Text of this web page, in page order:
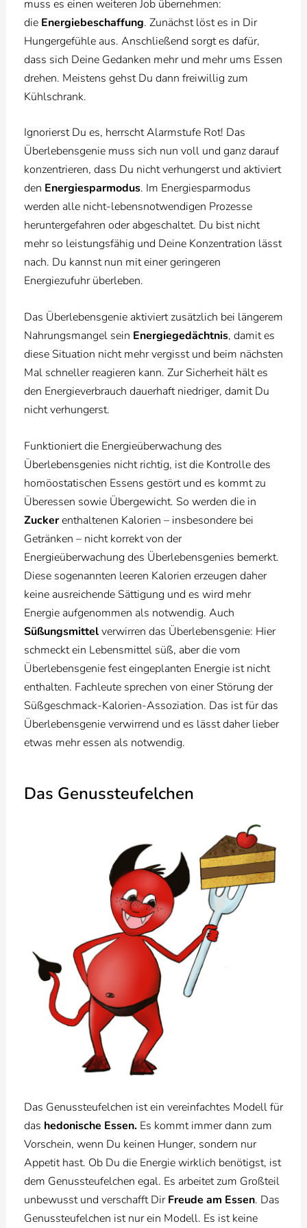
muss es einen weiteren Job übernehmen:
die Energiebeschaffung. Zunächst löst es in Dir
Hungergefühle aus. Anschließend sorgt es dafür,
dass sich Deine Gedanken mehr und mehr ums Essen
drehen. Meistens gehst Du dann freiwillig zum
Kühlschrank.
Ignorierst Du es, herrscht Alarmstufe Rot! Das
Überlebensgenie muss sich nun voll und ganz darauf
konzentrieren, dass Du nicht verhungerst und aktiviert
den Energiesparmodus. Im Energiesparmodus
werden alle nicht-lebensnotwendigen Prozesse
heruntergefahren oder abgeschaltet. Du bist nicht
mehr so leistungsfähig und Deine Konzentration lässt
nach. Du kannst nun mit einer geringeren
Energiezufuhr überleben.
Das Überlebensgenie aktiviert zusätzlich bei längerem
Nahrungsmangel sein Energiegedächtnis, damit es
diese Situation nicht mehr vergisst und beim nächsten
Mal schneller reagieren kann. Zur Sicherheit hält es
den Energieverbrauch dauerhaft niedriger, damit Du
nicht verhungerst.
Funktioniert die Energieüberwachung des
Überlebensgenies nicht richtig, ist die Kontrolle des
homöostatischen Essens gestört und es kommt zu
Überessen sowie Übergewicht. So werden die in
Zuckerenthaltenen Kalorien – insbesondere bei
Getränken – nicht korrekt von der
Energieüberwachung des Überlebensgenies bemerkt.
Diese sogenannten leeren Kalorien erzeugen daher
keine ausreichende Sättigung und es wird mehr
Energie aufgenommen als notwendig. Auch
Süßungsmittelverwirren das Überlebensgenie: Hier
schmeckt ein Lebensmittel süß, aber die vom
Überlebensgenie fest eingeplanten Energie ist nicht
enthalten. Fachleute sprechen von einer Störung der
Süßgeschmack-Kalorien-Assoziation. Das ist für das
Überlebensgenie verwirrend und es lässt daher lieber
etwas mehr essen als notwendig.
Das Genussteufelchen
Das Genussteufelchen ist ein vereinfachtes Modell für
das hedonische Essen.Es kommt immer dann zum
Vorschein, wenn Du keinen Hunger, sondern nur
Appetit hast. Ob Du die Energie wirklich benötigst, ist
dem Genussteufelchen egal. Es arbeitet zum Großteil
unbewusst und verschafft DirFreude am Essen. Das
Genussteufelchen ist nur ein Modell. Es ist keine